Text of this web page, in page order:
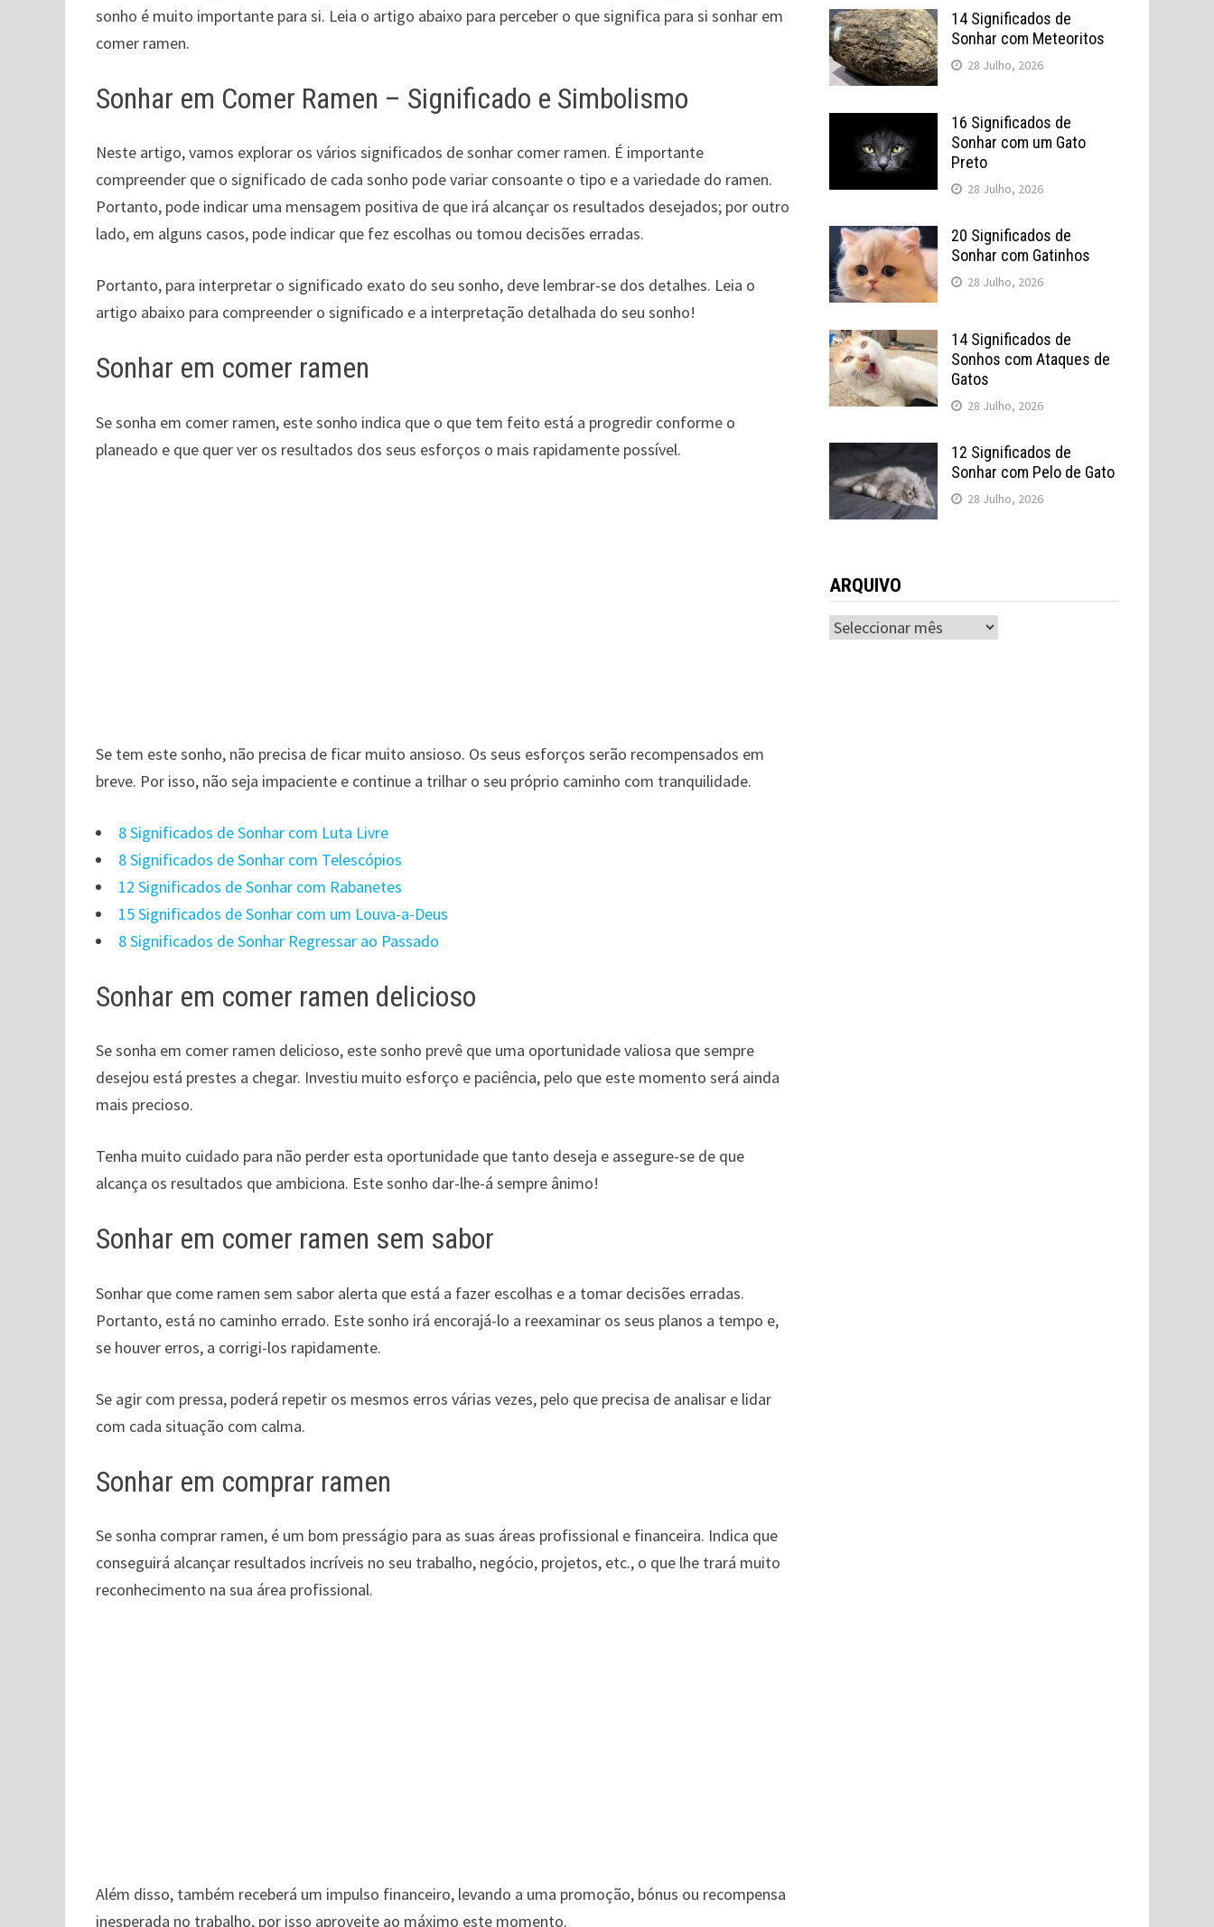
sonho é muito importante para si. Leia o artigo abaixo para perceber o que significa para si sonhar em
comer ramen.
Sonhar em Comer Ramen – Significado e Simbolismo
Neste artigo, vamos explorar os vários significados de sonhar comer ramen. É importante
compreender que o significado de cada sonho pode variar consoante o tipo e a variedade do ramen.
Portanto, pode indicar uma mensagem positiva de que irá alcançar os resultados desejados; por outro
lado, em alguns casos, pode indicar que fez escolhas ou tomou decisões erradas.
Portanto, para interpretar o significado exato do seu sonho, deve lembrar-se dos detalhes. Leia o
artigo abaixo para compreender o significado e a interpretação detalhada do seu sonho!
Sonhar em comer ramen
Se sonha em comer ramen, este sonho indica que o que tem feito está a progredir conforme o
planeado e que quer ver os resultados dos seus esforços o mais rapidamente possível.
Se tem este sonho, não precisa de ficar muito ansioso. Os seus esforços serão recompensados ​​​​em
breve. Por isso, não seja impaciente e continue a trilhar o seu próprio caminho com tranquilidade.
8 Significados de Sonhar com Luta Livre
8 Significados de Sonhar com Telescópios
12 Significados de Sonhar com Rabanetes
15 Significados de Sonhar com um Louva-a-Deus
8 Significados de Sonhar Regressar ao Passado
Sonhar em comer ramen delicioso
Se sonha em comer ramen delicioso, este sonho prevê que uma oportunidade valiosa que sempre
desejou está prestes a chegar. Investiu muito esforço e paciência, pelo que este momento será ainda
mais precioso.
Tenha muito cuidado para não perder esta oportunidade que tanto deseja e assegure-se de que
alcança os resultados que ambiciona. Este sonho dar-lhe-á sempre ânimo!
Sonhar em comer ramen sem sabor
Sonhar que come ramen sem sabor alerta que está a fazer escolhas e a tomar decisões erradas.
Portanto, está no caminho errado. Este sonho irá encorajá-lo a reexaminar os seus planos a tempo e,
se houver erros, a corrigi-los rapidamente.
Se agir com pressa, poderá repetir os mesmos erros várias vezes, pelo que precisa de analisar e lidar
com cada situação com calma.
Sonhar em comprar ramen
Se sonha comprar ramen, é um bom presságio para as suas áreas profissional e financeira. Indica que
conseguirá alcançar resultados incríveis no seu trabalho, negócio, projetos, etc., o que lhe trará muito
reconhecimento na sua área profissional.
Além disso, também receberá um impulso financeiro, levando a uma promoção, bónus ou recompensa
inesperada no trabalho, por isso aproveite ao máximo este momento.
14 Significados de
Sonhar com Meteoritos
28 Julho, 2026
16 Significados de
Sonhar com um Gato
Preto
28 Julho, 2026
20 Significados de
Sonhar com Gatinhos
28 Julho, 2026
14 Significados de
Sonhos com Ataques de
Gatos
28 Julho, 2026
12 Significados de
Sonhar com Pelo de Gato
28 Julho, 2026
ARQUIVO
ARQUIVO